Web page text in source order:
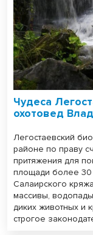
Чудеса
охотовед
Легостаевский
районе по праву
притяжения для
площади более 30
Салаирского
массивы,
диких животных и
строгое